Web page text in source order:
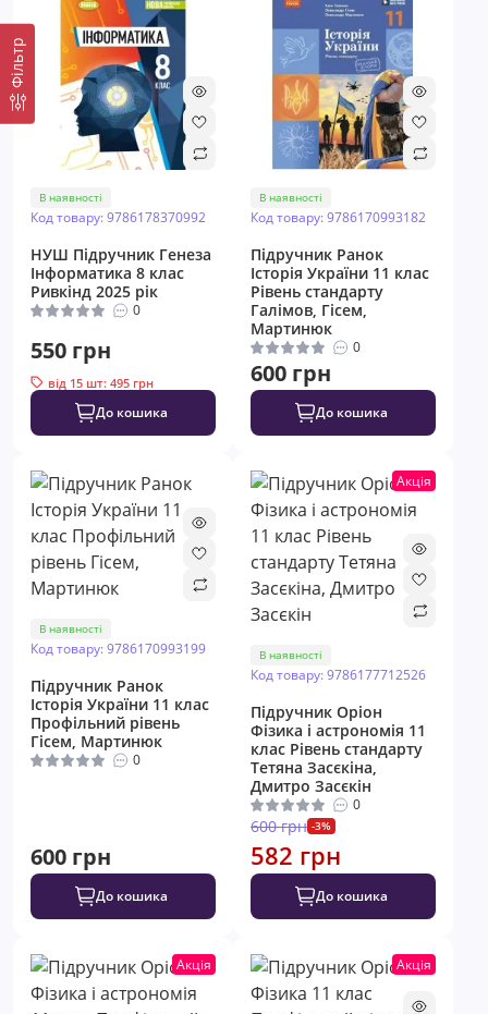
Фільтр
В наявності
Код товару: 9786178370992
НУШ Підручник Генеза
Інформатика 8 клас
Ривкінд 2025 рік
0
550 грн
від 15 шт: 495 грн
До кошика
В наявності
Код товару: 9786170993182
Підручник Ранок
Історія України 11 клас
Рівень стандарту
Галімов, Гісем,
Мартинюк
0
600 грн
До кошика
В наявності
Код товару: 9786170993199
Підручник Ранок
Історія України 11 клас
Профільний рівень
Гісем, Мартинюк
0
600 грн
До кошика
Акція
В наявності
Код товару: 9786177712526
Підручник Оріон ​
Фізика і астрономія 11
клас Рівень стандарту
Тетяна Засєкіна,
Дмитро Засєкін
0
600 грн -3%
582 грн
До кошика
Акція Акція